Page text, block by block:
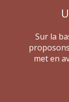
Sur la
met en